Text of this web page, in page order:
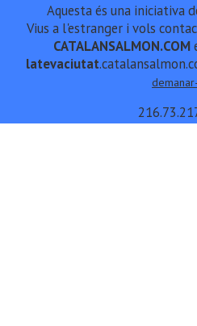
Aquesta és una iniciativa
Vius a l'estranger i vols
CATALANSALMON.COM
latevaciutat